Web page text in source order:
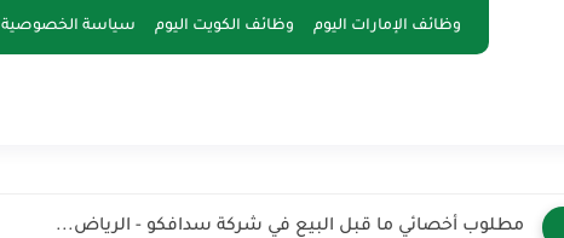
وظائف الإمارات اليوم وظائف الكويت اليوم سياسة الخصوصية
مطلوب أخصائي ما قبل البيع في شركة سدافكو - الرياض...